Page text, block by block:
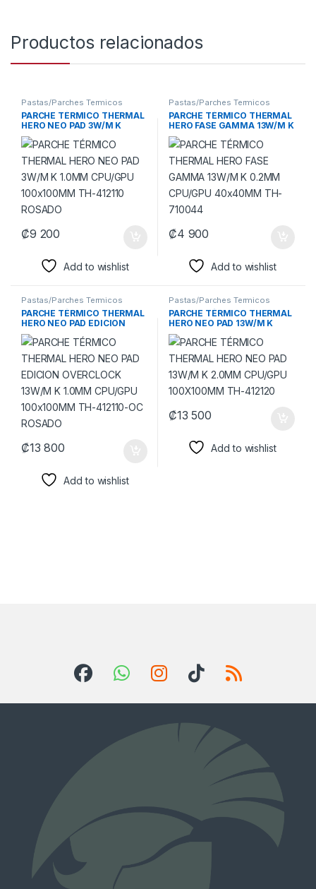
Productos relacionados
Pastas/Parches Termicos
PARCHE TÉRMICO THERMAL
HERO NEO PAD 3W/M K
1.0MM CPU/GPU
100x100MM TH-412110
ROSADO
₡9 200
Add to wishlist
Pastas/Parches Termicos
PARCHE TÉRMICO THERMAL
HERO FASE GAMMA 13W/M K
0.2MM CPU/GPU 40x40MM
TH-710044
₡4 900
Add to wishlist
Pastas/Parches Termicos
PARCHE TÉRMICO THERMAL
HERO NEO PAD EDICION
OVERCLOCK 13W/M K 1.0MM
CPU/GPU 100x100MM TH-
412110-OC ROSADO
₡13 800
Add to wishlist
Pastas/Parches Termicos
PARCHE TÉRMICO THERMAL
HERO NEO PAD 13W/M K
2.0MM CPU/GPU
100X100MM TH-412120
₡13 500
Add to wishlist